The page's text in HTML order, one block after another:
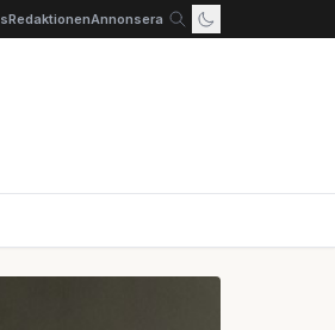
RedaktionenAnnonsera